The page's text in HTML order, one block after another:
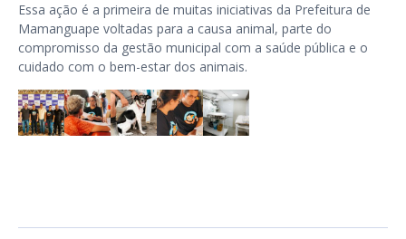
Essa ação é a primeira de muitas iniciativas da Prefeitura de
Mamanguape voltadas para a causa animal, parte do
compromisso da gestão municipal com a saúde pública e o
cuidado com o bem-estar dos animais.